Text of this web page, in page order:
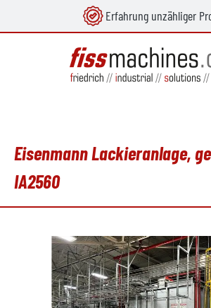
Erfahrung unzähliger
Eisenmann Lackieranlage,
IA2560
Bildergalerie überspringen